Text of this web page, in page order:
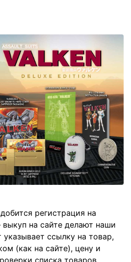
регистрация на
на сайте делают наши
ссылку на товар,
(как на сайте), цену и
списка товаров